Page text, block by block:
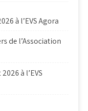
à l’EVS Agora
de l’Association
à l’EVS